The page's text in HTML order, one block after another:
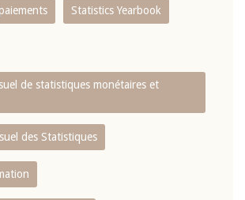
Statistics Yearbook
de statistiques monétaires et
des Statistiques